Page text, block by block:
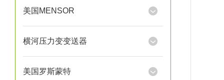
美国MENSOR
横河压力变变送器
美国罗斯蒙特